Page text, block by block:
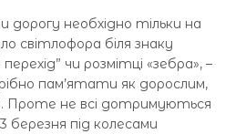
дорогу необхідно тільки на
світлофора біля знаку
чи розмітці «зебра», –
пам’ятати як дорослим,
Проте не всі дотримуються
березня під колесами